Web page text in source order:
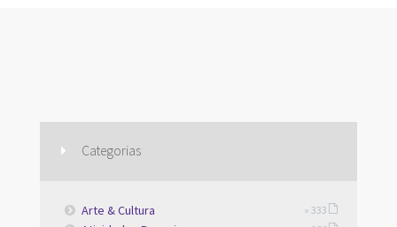
Categorias
Arte & Cultura » 333